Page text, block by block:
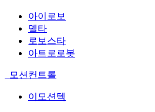
아이로보
델타
로보스타
아트로로봇
모션컨트롤
이모션텍